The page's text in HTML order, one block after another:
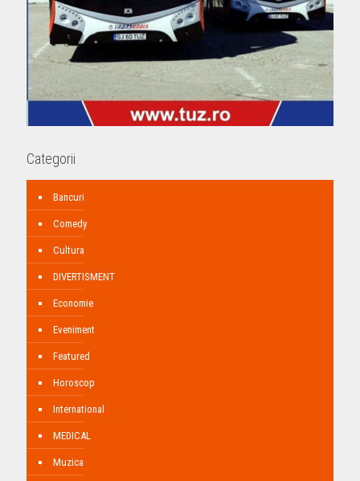
Categorii
Bancuri
Comedy
Cultura
DIVERTISMENT
Economie
Eveniment
Featured
Horoscop
International
MEDICAL
Muzica